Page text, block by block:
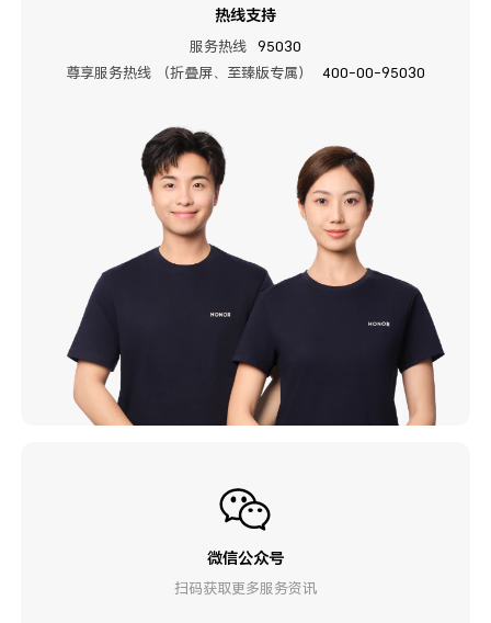
热线支持
服务热线
95030
尊享服务热线 （折叠屏、至臻版专属）
400-00-95030
微信公众号
扫码获取更多服务资讯